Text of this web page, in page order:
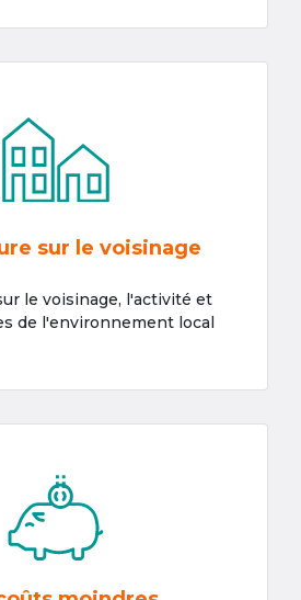
sur le voisinage
le voisinage, l'activité et
de l'environnement local